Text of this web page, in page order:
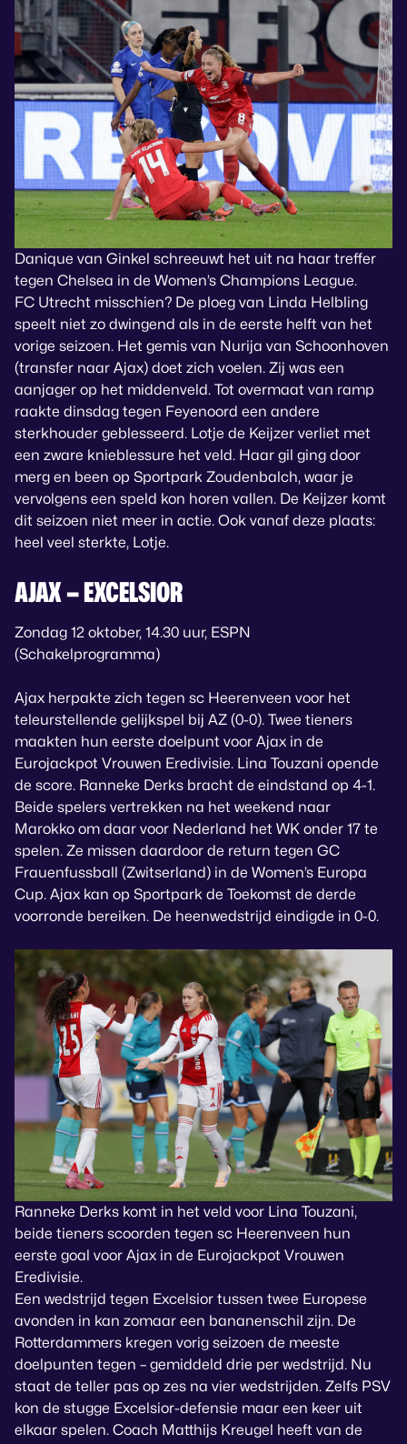
Danique van Ginkel schreeuwt het uit na haar treffer
tegen Chelsea in de Women’s Champions League.
FC Utrecht misschien? De ploeg van Linda Helbling
speelt niet zo dwingend als in de eerste helft van het
vorige seizoen. Het gemis van Nurija van Schoonhoven
(transfer naar Ajax) doet zich voelen. Zij was een
aanjager op het middenveld. Tot overmaat van ramp
raakte dinsdag tegen Feyenoord een andere
sterkhouder geblesseerd. Lotje de Keijzer verliet met
een zware knieblessure het veld. Haar gil ging door
merg en been op Sportpark Zoudenbalch, waar je
vervolgens een speld kon horen vallen. De Keijzer komt
dit seizoen niet meer in actie. Ook vanaf deze plaats:
heel veel sterkte, Lotje.
AJAX – EXCELSIOR
Zondag 12 oktober, 14.30 uur, ESPN
(Schakelprogramma)
Ajax herpakte zich tegen sc Heerenveen voor het
teleurstellende gelijkspel bij AZ (0-0). Twee tieners
maakten hun eerste doelpunt voor Ajax in de
Eurojackpot Vrouwen Eredivisie. Lina Touzani opende
de score. Ranneke Derks bracht de eindstand op 4-1.
Beide spelers vertrekken na het weekend naar
Marokko om daar voor Nederland het WK onder 17 te
spelen. Ze missen daardoor de return tegen GC
Frauenfussball (Zwitserland) in de Women’s Europa
Cup. Ajax kan op Sportpark de Toekomst de derde
voorronde bereiken. De heenwedstrijd eindigde in 0-0.
Ranneke Derks komt in het veld voor Lina Touzani,
beide tieners scoorden tegen sc Heerenveen hun
eerste goal voor Ajax in de Eurojackpot Vrouwen
Eredivisie.
Een wedstrijd tegen Excelsior tussen twee Europese
avonden in kan zomaar een bananenschil zijn. De
Rotterdammers kregen vorig seizoen de meeste
doelpunten tegen – gemiddeld drie per wedstrijd. Nu
staat de teller pas op zes na vier wedstrijden. Zelfs PSV
kon de stugge Excelsior-defensie maar een keer uit
elkaar spelen. Coach Matthijs Kreugel heeft van de